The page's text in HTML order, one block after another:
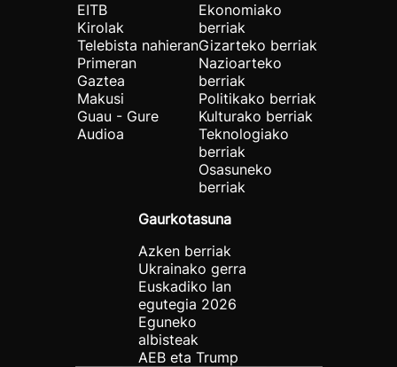
EITB
Kirolak
Telebista nahieran
Primeran
Gaztea
Makusi
Guau - Gure
Audioa
Ekonomiako
berriak
Gizarteko berriak
Nazioarteko
berriak
Politikako berriak
Kulturako berriak
Teknologiako
berriak
Osasuneko
berriak
Gaurkotasuna
Azken berriak
Ukrainako gerra
Euskadiko lan
egutegia 2026
Eguneko
albisteak
AEB eta Trump